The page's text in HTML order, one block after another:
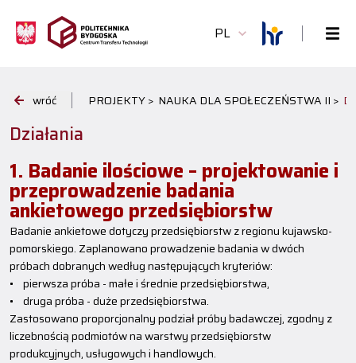
PL
wróć PROJEKTY > NAUKA DLA SPOŁECZEŃSTWA II >
Działania
1. Badanie ilościowe – projektowanie i
przeprowadzenie badania
ankietowego przedsiębiorstw
Badanie ankietowe dotyczy przedsiębiorstw z regionu kujawsko-
pomorskiego. Zaplanowano prowadzenie badania w dwóch
próbach dobranych według następujących kryteriów:
• pierwsza próba - małe i średnie przedsiębiorstwa,
• druga próba - duże przedsiębiorstwa.
Zastosowano proporcjonalny podział próby badawczej, zgodny z
liczebnością podmiotów na warstwy przedsiębiorstw
produkcyjnych, usługowych i handlowych.